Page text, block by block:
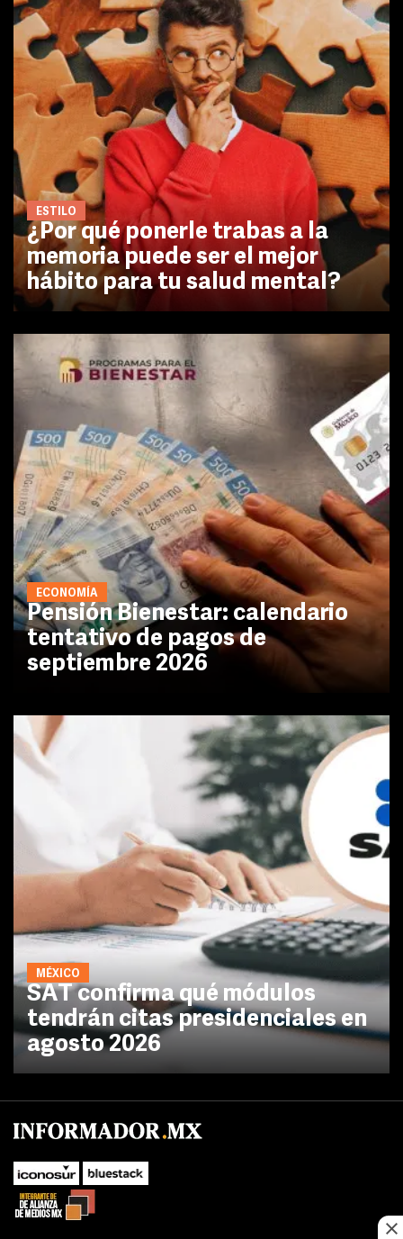
ESTILO
¿Por qué ponerle trabas a la
memoria puede ser el mejor
hábito para tu salud mental?
ECONOMÍA
Pensión Bienestar: calendario
tentativo de pagos de
septiembre 2026
MÉXICO
SAT confirma qué módulos
tendrán citas presidenciales en
agosto 2026